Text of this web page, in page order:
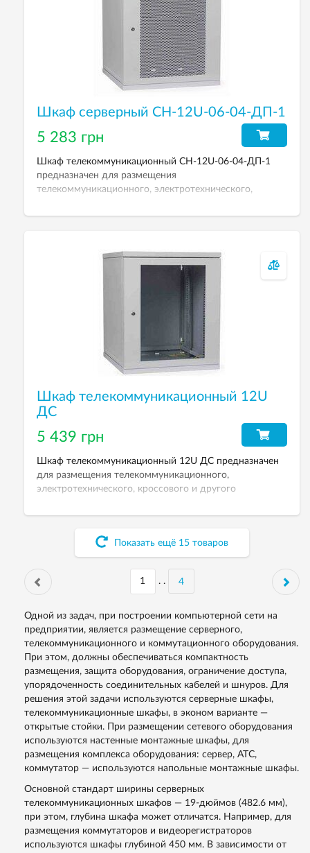
Шкаф серверный СН-12U-06-04-ДП-1
5 283 грн
Шкаф телекоммуникационный СН-12U-06-04-ДП-1
предназначен для размещения
телекоммуникационного, электротехнического,
12U. Степень защиты от пыли и влаги: IP-21. Дверь
Шкаф телекоммуникационный 12U
ДС
5 439 грн
Шкаф телекоммуникационный 12U ДС предназначен
для размещения телекоммуникационного,
электротехнического, кроссового и другого
от пыли и влаги: IP-21. Дверь металлическая с
(ВхШхГ): 569х600х450 мм.
Показать ещё 15 товаров
. . 4
Одной из задач, при построении компьютерной сети на
предприятии, является размещение серверного,
телекоммуникационного и коммутационного оборудования.
При этом, должны обеспечиваться компактность
размещения, защита оборудования, ограничение доступа,
упорядоченность соединительных кабелей и шнуров. Для
решения этой задачи используются серверные шкафы,
телекоммуникационные шкафы, в эконом варианте —
открытые стойки. При размещении сетевого оборудования
используются настенные монтажные шкафы, для
размещения комплекса оборудования: сервер, АТС,
коммутатор — используются напольные монтажные шкафы.
Основной стандарт ширины серверных
телекоммуникационных шкафов — 19-дюймов (482.6 мм),
при этом, глубина шкафа может отличатся. Например, для
размещения коммутаторов и видеорегистраторов
используются шкафы глубиной 450 мм. В зависимости от